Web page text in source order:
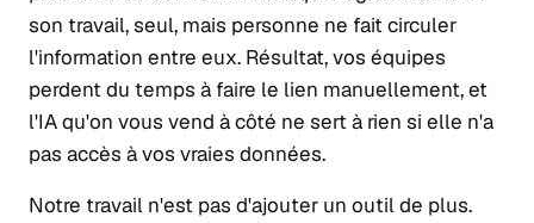
son travail, seul, mais personne ne fait circuler
l'information entre eux. Résultat, vos équipes
perdent du temps à faire le lien manuellement, et
l'IA qu'on vous vend à côté ne sert à rien si elle n'a
pas accès à vos vraies données.
Notre travail n'est pas d'ajouter un outil de plus.